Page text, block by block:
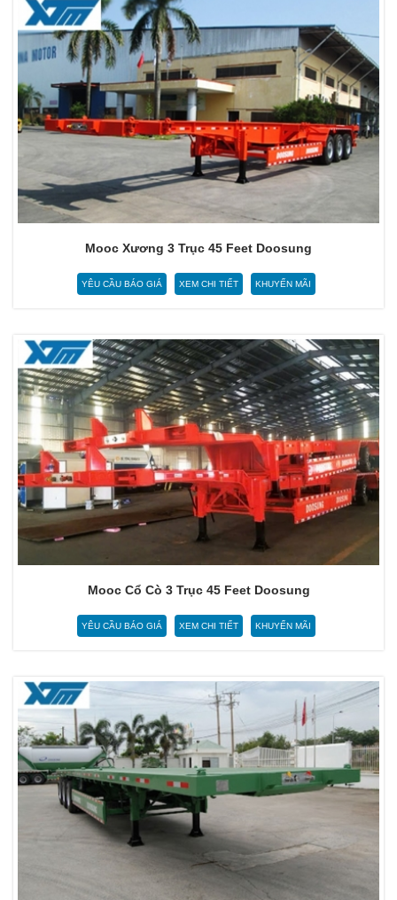
Mooc Xương 3 Trục 45 Feet Doosung
YÊU CẦU BÁO GIÁ XEM CHI TIẾT KHUYẾN MÃI
Mooc Cổ Cò 3 Trục 45 Feet Doosung
YÊU CẦU BÁO GIÁ XEM CHI TIẾT KHUYẾN MÃI